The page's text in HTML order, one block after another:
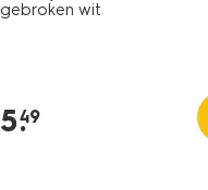
gebroken wit
5.
49